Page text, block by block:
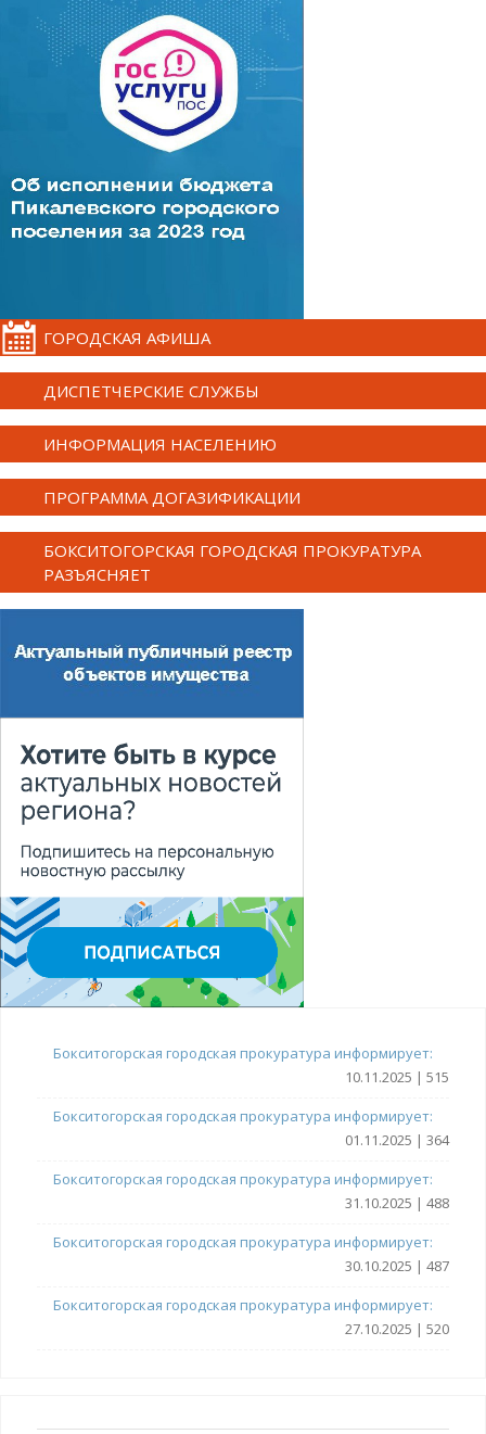
ГОРОДСКАЯ АФИША
ДИСПЕТЧЕРСКИЕ СЛУЖБЫ
ИНФОРМАЦИЯ НАСЕЛЕНИЮ
ПРОГРАММА ДОГАЗИФИКАЦИИ
БОКСИТОГОРСКАЯ ГОРОДСКАЯ ПРОКУРАТУРА
РАЗЪЯСНЯЕТ
Бокситогорская городская прокуратура информирует:
10.11.2025 | 515
Бокситогорская городская прокуратура информирует:
01.11.2025 | 364
Бокситогорская городская прокуратура информирует:
31.10.2025 | 488
Бокситогорская городская прокуратура информирует:
30.10.2025 | 487
Бокситогорская городская прокуратура информирует:
27.10.2025 | 520